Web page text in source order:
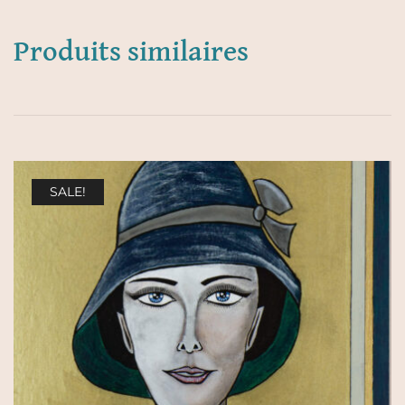
Produits similaires
SALE!